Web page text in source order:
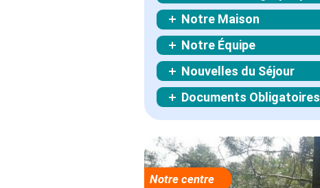
Notre Maison
Notre Équipe
Nouvelles du Séjour
Documents Obligatoires
Notre centre